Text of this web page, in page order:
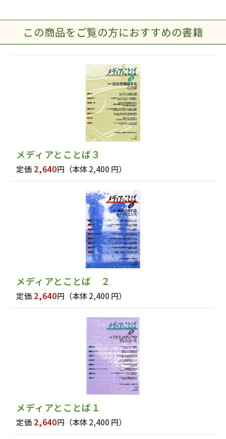
この商品をご覧の方におすすめの書籍
メディアとことば３
定価 2,640円 （本体 2,400 円）
メディアとことば ２
定価 2,640円 （本体 2,400 円）
メディアとことば１
定価 2,640円 （本体 2,400 円）